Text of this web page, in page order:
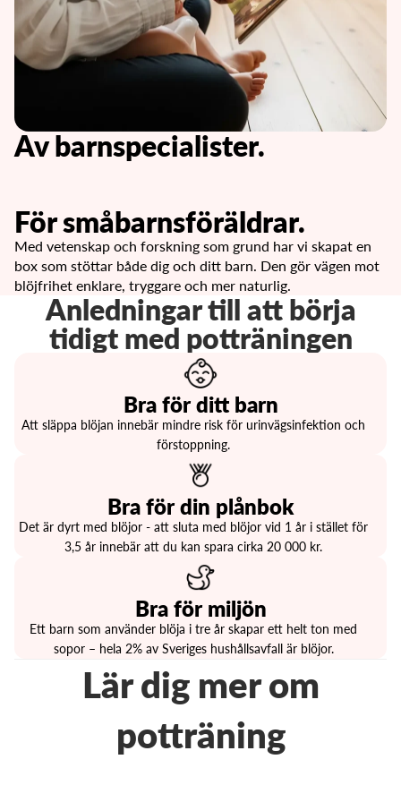
Av barnspecialister.
För småbarnsföräldrar.
Med vetenskap och forskning som grund har vi skapat en
box som stöttar både dig och ditt barn. Den gör vägen mot
blöjfrihet enklare, tryggare och mer naturlig.
Anledningar till att börja
tidigt med potträningen
Bra för ditt barn
Att släppa blöjan innebär mindre risk för urinvägsinfektion och
förstoppning.
Bra för din plånbok
Det är dyrt med blöjor - att sluta med blöjor vid 1 år i stället för
3,5 år innebär att du kan spara cirka 20 000 kr.
Bra för miljön
Ett barn som använder blöja i tre år skapar ett helt ton med
sopor – hela 2% av Sveriges hushållsavfall är blöjor.
Lär dig mer om
potträning